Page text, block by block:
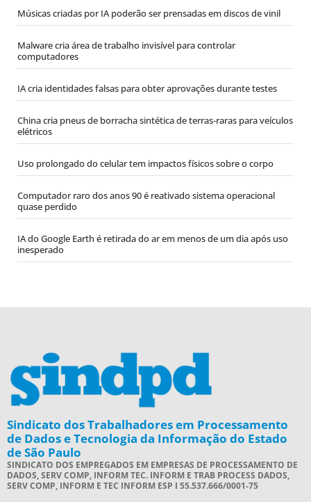
Músicas criadas por IA poderão ser prensadas em discos de vinil
Malware cria área de trabalho invisível para controlar
computadores
IA cria identidades falsas para obter aprovações durante testes
China cria pneus de borracha sintética de terras-raras para veículos
elétricos
Uso prolongado do celular tem impactos físicos sobre o corpo
Computador raro dos anos 90 é reativado sistema operacional
quase perdido
IA do Google Earth é retirada do ar em menos de um dia após uso
inesperado
Sindicato dos Trabalhadores em Processamento
de Dados e Tecnologia da Informação do Estado
de São Paulo
SINDICATO DOS EMPREGADOS EM EMPRESAS DE PROCESSAMENTO DE
DADOS, SERV COMP, INFORM TEC. INFORM E TRAB PROCESS DADOS,
SERV COMP, INFORM E TEC INFORM ESP I 55.537.666/0001-75